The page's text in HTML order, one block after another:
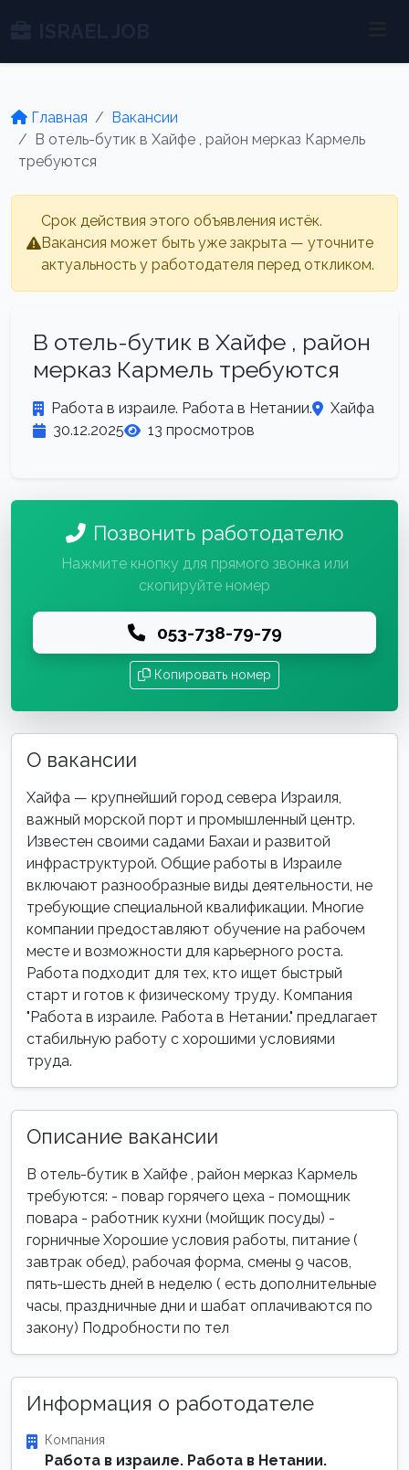
Главная
Вакансии
В отель-бутик в Хайфе , район мерказ Кармель
требуются
Срок действия этого объявления истёк.
Вакансия может быть уже закрыта — уточните
актуальность у работодателя перед откликом.
В отель-бутик в Хайфе , район
мерказ Кармель требуются
Работа в израиле. Работа в Нетании.
Хайфа
30.12.2025
13 просмотров
Позвонить работодателю
Нажмите кнопку для прямого звонка или
скопируйте номер
053-738-79-79
Копировать номер
О вакансии
Хайфа — крупнейший город севера Израиля,
важный морской порт и промышленный центр.
Известен своими садами Бахаи и развитой
инфраструктурой. Общие работы в Израиле
включают разнообразные виды деятельности, не
требующие специальной квалификации. Многие
компании предоставляют обучение на рабочем
месте и возможности для карьерного роста.
Работа подходит для тех, кто ищет быстрый
старт и готов к физическому труду. Компания
"Работа в израиле. Работа в Нетании." предлагает
стабильную работу с хорошими условиями
труда.
Описание вакансии
В отель-бутик в Хайфе , район мерказ Кармель
требуются: - повар горячего цеха - помощник
повара - работник кухни (мойщик посуды) -
горничные Хорошие условия работы, питание (
завтрак обед), рабочая форма, смены 9 часов,
пять-шесть дней в неделю ( есть дополнительные
часы, праздничные дни и шабат оплачиваются по
закону) Подробности по тел
Информация о работодателе
Компания
Работа в израиле. Работа в Нетании.